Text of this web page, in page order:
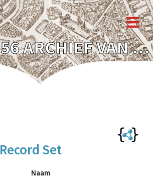
SAMH 0056 ARCHIEF VAN DE GEMEENTE GOUDA, 1816-1920
Record Set
Naam